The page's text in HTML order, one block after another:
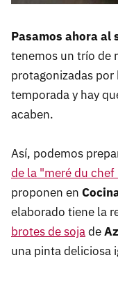
Pasamos ahora al
tenemos un trío de
protagonizadas por
temporada y hay
acaben.
Así, podemos
de la "meré du chef
proponen en
elaborado tiene la
brotes de sojade
una pinta deliciosa